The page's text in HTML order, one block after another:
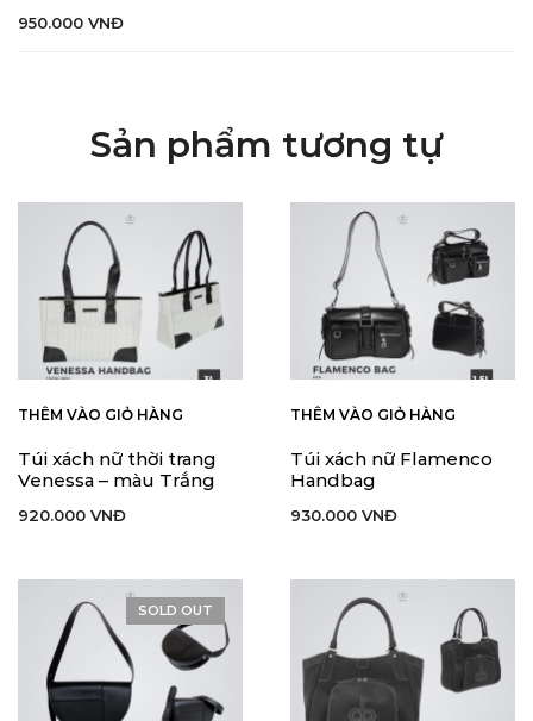
950.000 VNĐ
Sản phẩm tương tự
THÊM VÀO GIỎ HÀNG
Túi xách nữ thời trang
Venessa – màu Trắng
920.000 VNĐ
THÊM VÀO GIỎ HÀNG
Túi xách nữ Flamenco
Handbag
930.000 VNĐ
SOLD OUT